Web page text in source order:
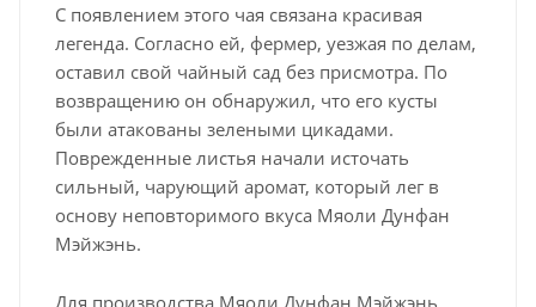
С появлением этого чая связана красивая
легенда. Согласно ей, фермер, уезжая по делам,
оставил свой чайный сад без присмотра. По
возвращению он обнаружил, что его кусты
были атакованы зелеными цикадами.
Поврежденные листья начали источать
сильный, чарующий аромат, который лег в
основу неповторимого вкуса Мяоли Дунфан
Мэйжэнь.
Для производства Мяоли Дунфан Мэйжэнь